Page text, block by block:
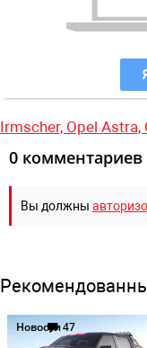
Irmscher, Opel Astra,
0 комментариев
Вы должны
Новости47